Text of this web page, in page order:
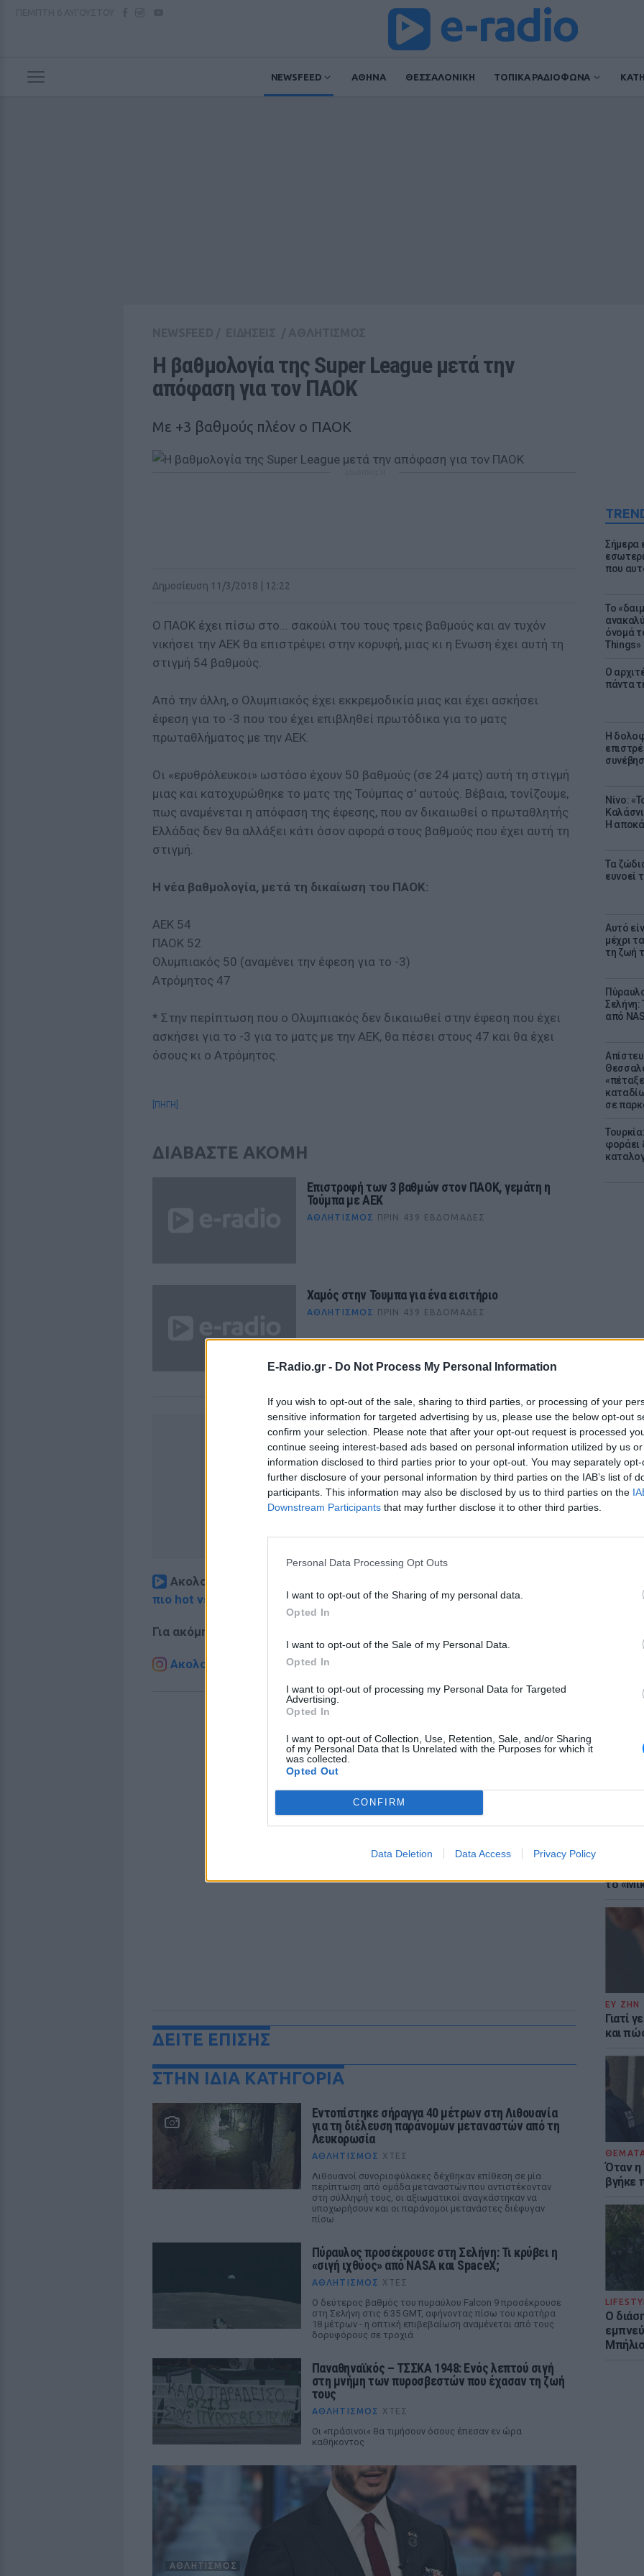
E-Radio.gr - Do Not Process My Personal Information
If you wish to opt-out of the sale, sharing to third parties, or processing of your
sensitive information for targeted advertising by us, please use the below opt-out
confirm your selection. Please note that after your opt-out request is processed
continue seeing interest-based ads based on personal information utilized by us
information disclosed to third parties prior to your opt-out. You may separately
further disclosure of your personal information by third parties on the IAB’s list of
participants. This information may also be disclosed by us to third parties on the
Downstream Participants that may further disclose it to other third parties.
Personal Data Processing Opt Outs
I want to opt-out of the Sharing of my personal data.
Opted In
I want to opt-out of the Sale of my Personal Data.
Opted In
I want to opt-out of processing my Personal Data for Targeted
Advertising.
Opted In
I want to opt-out of Collection, Use, Retention, Sale, and/or Sharing
of my Personal Data that Is Unrelated with the Purposes for which it
was collected.
Opted Out
CONFIRM
Data Deletion Data Access Privacy Policy
NEWSFEED ΑΘΗΝΑ ΘΕΣΣΑΛΟΝΙΚΗ ΤΟΠΙΚΑ ΡΑΔΙΟΦΩΝΑ
Σήμερα
που
Το
όνομά
Things»
Ο
πάντα
Η
Νίνο:
Η
Τα
ευνοεί
Αυτό
μέχρι
τη ζωή
Σελήνη:
από
σε
φοράει
Οι
τις
το
ΕΥ ΖΗΝ
Γιατί
και
Όταν η
βγήκε
Ο
Η βαθμολογία της Super League μετά την
απόφαση για τον ΠΑΟΚ
Με +3 βαθμούς πλέον ο ΠΑΟΚ
Δημοσίευση 11/3/2018 | 12:22
Ο ΠΑΟΚ έχει πίσω στο... σακούλι του τους τρεις βαθμούς και αν τυχόν
νικήσει την ΑΕΚ θα επιστρέψει στην κορυφή, μιας κι η Ενωση έχει αυτή τη
στιγμή 54 βαθμούς.
Από την άλλη, ο Ολυμπιακός έχει εκκρεμοδικία μιας και έχει ασκήσει
έφεση για το -3 που του έχει επιβληθεί πρωτόδικα για το ματς
πρωταθλήματος με την ΑΕΚ.
Οι «ερυθρόλευκοι» ωστόσο έχουν 50 βαθμούς (σε 24 ματς) αυτή τη στιγμή
μιας και κατοχυρώθηκε το ματς της Τούμπας σ' αυτούς. Βέβαια, τονίζουμε,
πως αναμένεται η απόφαση της έφεσης, που αν δικαιωθεί ο πρωταθλητής
Ελλάδας δεν θα αλλάξει κάτι όσον αφορά στους βαθμούς που έχει αυτή τη
στιγμή.
Η νέα βαθμολογία, μετά τη δικαίωση του ΠΑΟΚ:
ΑΕΚ 54
ΠΑΟΚ 52
Ολυμπιακός 50 (αναμένει την έφεση για το -3)
Ατρόμητος 47
* Στην περίπτωση που ο Ολυμπιακός δεν δικαιωθεί στην έφεση που έχει
ασκήσει για το -3 για το ματς με την ΑΕΚ, θα πέσει στους 47 και θα έχει
όσους κι ο Ατρόμητος.
[ΠΗΓΗ]
ΔΙΑΒΑΣΤΕ ΑΚΟΜΗ
Επιστροφή των 3 βαθμών στον ΠΑΟΚ, γεμάτη η
Τούμπα με ΑΕΚ
ΑΘΛΗΤΙΣΜΌΣ ΠΡΙΝ 439 ΕΒΔΟΜΆΔΕΣ
Χαμός στην Τουμπα για ένα εισιτήριο
ΑΘΛΗΤΙΣΜΌΣ ΠΡΙΝ 439 ΕΒΔΟΜΆΔΕΣ
ΔΙΑΦΗΜΙΣΗ
Ακολουθήστε το E-Radio.gr στο
πιο hot νέα
Για ακόμη περισσότερα
Ακολουθήστε το E-Radio.gr και στο Instagram
ΔΙΑΦΗΜΙΣΗ
ΔΕΙΤΕ ΕΠΙΣΗΣ
ΣΤΗΝ ΙΔΙΑ ΚΑΤΗΓΟΡΙΑ
Εντοπίστηκε σήραγγα 40 μέτρων στη Λιθουανία
για τη διέλευση παράνομων μεταναστών από τη
Λευκορωσία
ΑΘΛΗΤΙΣΜΌΣ ΧΤΕΣ
Λιθουανοί συνοριοφύλακες δέχθηκαν επίθεση σε μία
περίπτωση από ομάδα μεταναστών που αντιστέκονταν
στη σύλληψή τους, οι αξιωματικοί αναγκάστηκαν να
υποχωρήσουν και οι παράνομοι μετανάστες διέφυγαν
πίσω
Πύραυλος προσέκρουσε στη Σελήνη: Τι κρύβει η
«σιγή ιχθύος» από NASA και SpaceX;
ΑΘΛΗΤΙΣΜΌΣ ΧΤΕΣ
Ο δεύτερος βαθμός του πυραύλου Falcon 9 προσέκρουσε
στη Σελήνη στις 6:35 GMT, αφήνοντας πίσω του κρατήρα
18 μέτρων - η οπτική επιβεβαίωση αναμένεται από τους
δορυφόρους σε τροχιά
Παναθηναϊκός – ΤΣΣΚΑ 1948: Ενός λεπτού σιγή
στη μνήμη των πυροσβεστών που έχασαν τη ζωή
τους
ΑΘΛΗΤΙΣΜΌΣ ΧΤΕΣ
Οι «πράσινοι« θα τιμήσουν όσους έπεσαν εν ώρα
καθήκοντος
ΑΘΛΗΤΙΣΜΌΣ